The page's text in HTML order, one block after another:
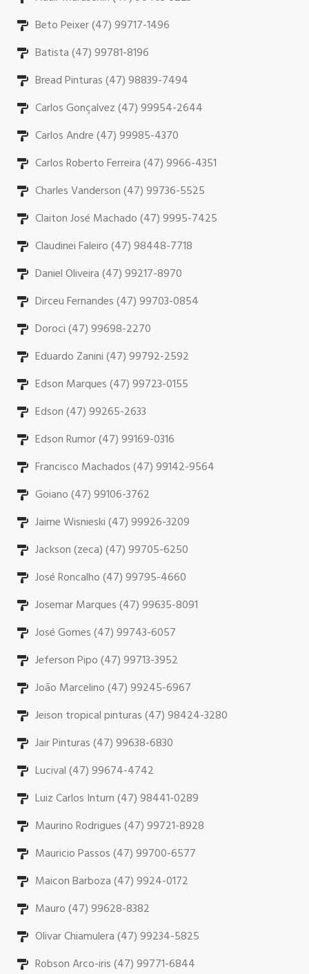
Beto Peixer (47) 99717-1496
Batista (47) 99781-8196
Bread Pinturas (47) 98839-7494
Carlos Gonçalvez (47) 99954-2644
Carlos Andre (47) 99985-4370
Carlos Roberto Ferreira (47) 9966-4351
Charles Vanderson (47) 99736-5525
Claiton José Machado (47) 9995-7425
Claudinei Faleiro (47) 98448-7718
Daniel Oliveira (47) 99217-8970
Dirceu Fernandes (47) 99703-0854
Doroci (47) 99698-2270
Eduardo Zanini (47) 99792-2592
Edson Marques (47) 99723-0155
Edson (47) 99265-2633
Edson Rumor (47) 99169-0316
Francisco Machados (47) 99142-9564
Goiano (47) 99106-3762
Jaime Wisnieski (47) 99926-3209
Jackson (zeca) (47) 99705-6250
José Roncalho (47) 99795-4660
Josemar Marques (47) 99635-8091
José Gomes (47) 99743-6057
Jeferson Pipo (47) 99713-3952
João Marcelino (47) 99245-6967
Jeison tropical pinturas (47) 98424-3280
Jair Pinturas (47) 99638-6830
Lucival (47) 99674-4742
Luiz Carlos Inturn (47) 98441-0289
Maurino Rodrigues (47) 99721-8928
Mauricio Passos (47) 99700-6577
Maicon Barboza (47) 9924-0172
Mauro (47) 99628-8382
Olivar Chiamulera (47) 99234-5825
Robson Arco-iris (47) 99771-6844